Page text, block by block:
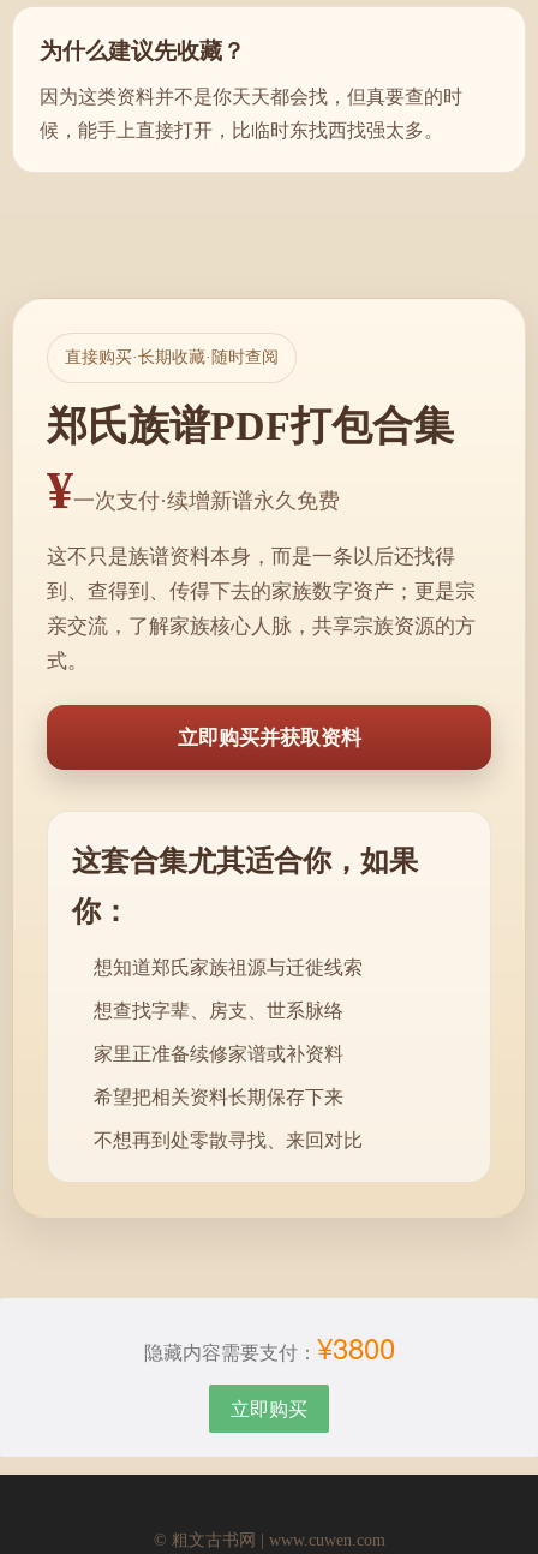
为什么建议先收藏？
因为这类资料并不是你天天都会找，但真要查的时
候，能手上直接打开，比临时东找西找强太多。
直接购买·长期收藏·随时查阅
郑氏族谱PDF打包合集
¥一次支付·续增新谱永久免费
这不只是族谱资料本身，而是一条以后还找得
到、查得到、传得下去的家族数字资产；更是宗
亲交流，了解家族核心人脉，共享宗族资源的方
式。
立即购买并获取资料
这套合集尤其适合你，如果
你：
想知道郑氏家族祖源与迁徙线索
想查找字辈、房支、世系脉络
家里正准备续修家谱或补资料
希望把相关资料长期保存下来
不想再到处零散寻找、来回对比
隐藏内容需要支付： ¥3800
立即购买
© 粗文古书网 | www.cuwen.com